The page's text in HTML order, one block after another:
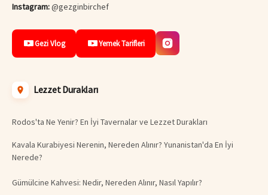
Instagram:@gezginbirchef
Gezi Vlog Yemek Tarifleri
Lezzet Durakları
Rodos'ta Ne Yenir? En İyi Tavernalar ve Lezzet Durakları
Kavala Kurabiyesi Nerenin, Nereden Alınır? Yunanistan'da En İyi
Nerede?
Gümülcine Kahvesi: Nedir, Nereden Alınır, Nasıl Yapılır?